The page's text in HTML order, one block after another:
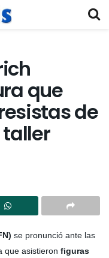
que
de
se pronunció ante las
que asistieron figuras